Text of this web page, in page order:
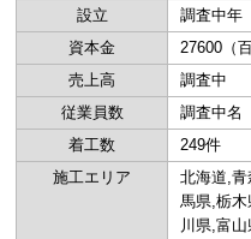
設立
調査中年
資本金
27600（
売上高
調査中
従業員数
調査中名
着工数
249件
施工エリア
北海道,
馬県,栃
川県,富